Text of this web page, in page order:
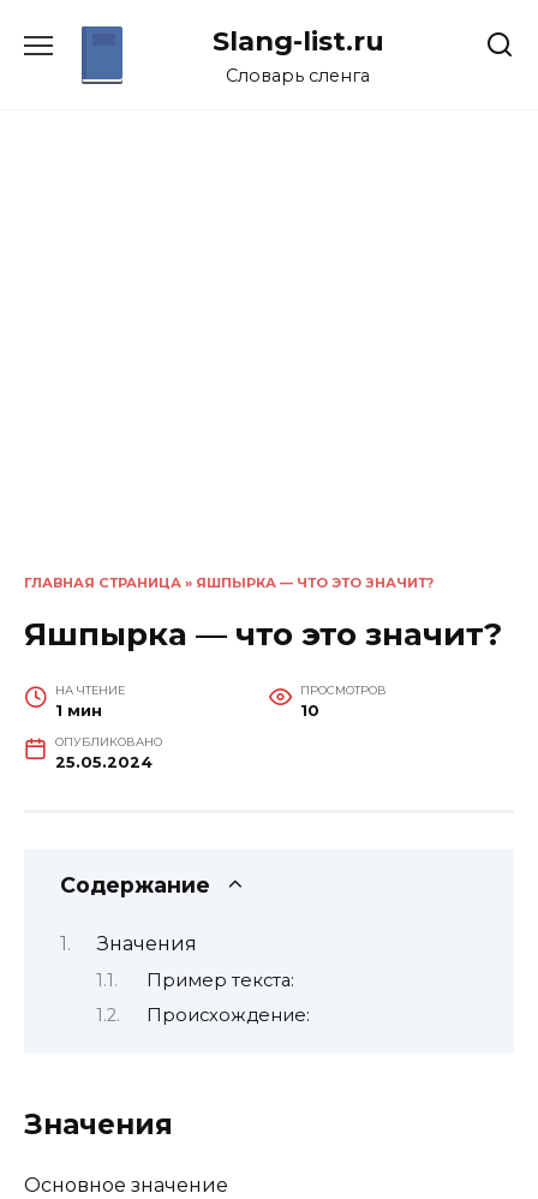
Slang-list.ru
Словарь сленга
ГЛАВНАЯ СТРАНИЦА » ЯШПЫРКА — ЧТО ЭТО ЗНАЧИТ?
Яшпырка — что это значит?
НА ЧТЕНИЕ
1 мин
ПРОСМОТРОВ
10
ОПУБЛИКОВАНО
25.05.2024
Содержание
Значения
Пример текста:
Происхождение:
Значения
Основное значение